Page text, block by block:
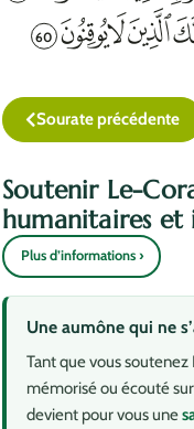
60
Sourate précédente
Soutenir Le-
humanitaires
Plus d’informations ›
Une aumône qui ne
Tant que vous
mémorisé ou écouté
devient pour vous une